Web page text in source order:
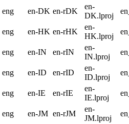
eng en-DK en-rDK
en-
DK.lproj
eng en-HK en-rHK
en-
HK.lproj
eng en-IN en-rIN
en-
IN.lproj
eng en-ID en-rID
en-
ID.lproj
eng en-IE en-rIE
en-
IE.lproj
eng en-JM en-rJM
en-
JM.lproj